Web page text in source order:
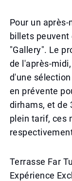
Pour un
billets
"Gallery". Le
de l'après-
d'une
en prévente
dirhams, et de
plein tarif, ces
Terrasse Far
Expérience